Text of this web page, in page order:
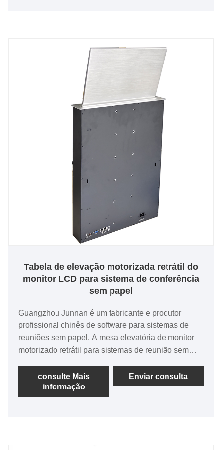
Tabela de elevação motorizada retrátil do
monitor LCD para sistema de conferência
sem papel
Guangzhou Junnan é um fabricante e produtor
profissional chinês de software para sistemas de
reuniões sem papel. A mesa elevatória de monitor
motorizado retrátil para sistemas de reunião sem
avançadas, software de sistema de reunião sem
papel (suporta Android e Windows), multifuncional
integrado inteligente, login de reunião, agenda de
consulte Mais
informação
Enviar consulta